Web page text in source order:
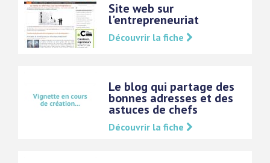
Site web sur
l'entrepreneuriat
Découvrir la fiche
Le blog qui partage des
bonnes adresses et des
astuces de chefs
Découvrir la fiche